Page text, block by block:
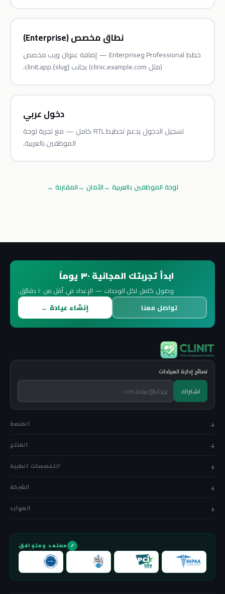
نطاق مخصص (Enterprise)
خطط Professional وEnterprise — إضافة عنوان ويب مخصص
(مثل clinic.example.com) بجانب {slug}.clinit.app.
دخول عربي
تسجيل الدخول يدعم تخطيط RTL كامل — مع تجربة لوحة
الموظفين بالعربية.
لوحة الموظفين بالعربية →الأمان→المقارنة→
ابدأ تجربتك المجانية ٣٠ يوماً
وصول كامل لكل الوحدات — الإعداد في أقل من ١٠ دقائق.
إنشاء عيادة ←
تواصل معنا
نصائح إدارة العيادات
اشتراك
المنصة
المنتج
التخصصات الطبية
الشركة
الموارد
معتمد ومتوافق